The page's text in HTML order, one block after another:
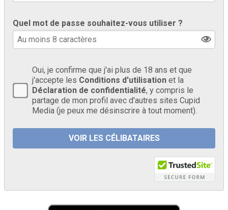
Quel mot de passe souhaitez-vous utiliser ?
Oui, je confirme que j'ai plus de 18 ans et que
j'accepte les Conditions d'utilisation et la
Déclaration de confidentialité, y compris le
partage de mon profil avec d'autres sites Cupid
Media (je peux me désinscrire à tout moment).